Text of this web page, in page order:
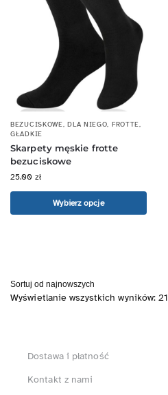
BEZUCISKOWE,DLA NIEGO, FROTTE,
GŁADKIE
Skarpety męskie frotte
bezuciskowe
25.00 zł
Wybierz opcje
Wyświetlanie wszystkich wyników: 21
Dostawa i płatność
Kontakt z nami